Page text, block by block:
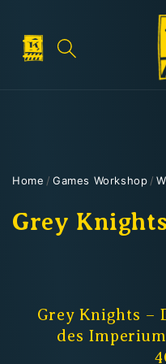
Inhalt
Home / Games Workshop /
K
Grey Knights
Grey Knights –
des
Versand & Lieferung
Deutschland:
Österreich &